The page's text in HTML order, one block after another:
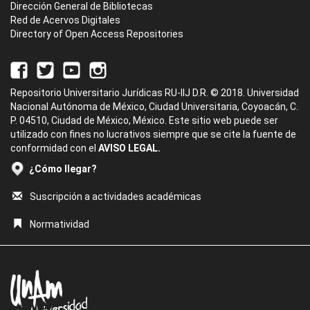
Dirección General de Bibliotecas
Red de Acervos Digitales
Directory of Open Access Repositories
Repositorio Universitario Jurídicas RU-IIJ D.R. © 2018. Universidad
Nacional Autónoma de México, Ciudad Universitaria, Coyoacán, C.
P. 04510, Ciudad de México, México. Este sitio web puede ser
utilizado con fines no lucrativos siempre que se cite la fuente de
conformidad con el AVISO LEGAL.
¿Cómo llegar?
Suscripción a actividades académicas
Normatividad